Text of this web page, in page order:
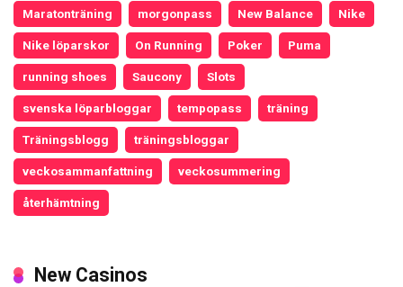
Maratonträning morgonpass New Balance Nike
Nike löparskor On Running Poker Puma
running shoes Saucony Slots
svenska löparbloggar tempopass träning
Träningsblogg träningsbloggar
veckosammanfattning veckosummering
återhämtning
New Casinos